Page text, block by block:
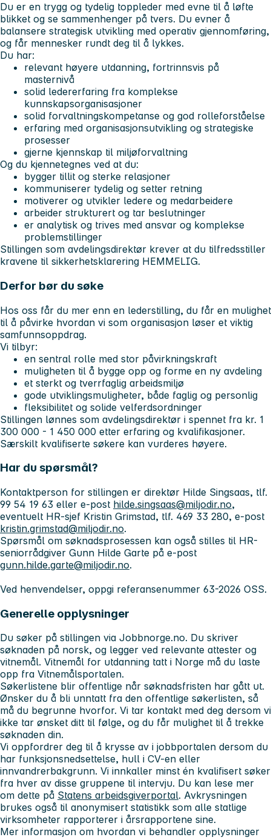
Du er en trygg og tydelig toppleder med evne til å løfte
blikket og se sammenhenger på tvers. Du evner å
balansere strategisk utvikling med operativ gjennomføring,
og får mennesker rundt deg til å lykkes.
Du har:
relevant høyere utdanning, fortrinnsvis på
masternivå
solid ledererfaring fra komplekse
kunnskapsorganisasjoner
solid forvaltningskompetanse og god rolleforståelse
erfaring med organisasjonsutvikling og strategiske
prosesser
gjerne kjennskap til miljøforvaltning
Og du kjennetegnes ved at du:
bygger tillit og sterke relasjoner
kommuniserer tydelig og setter retning
motiverer og utvikler ledere og medarbeidere
arbeider strukturert og tar beslutninger
er analytisk og trives med ansvar og komplekse
problemstillinger
Stillingen som avdelingsdirektør krever at du tilfredsstiller
kravene til sikkerhetsklarering HEMMELIG.
Derfor bør du søke
Hos oss får du mer enn en lederstilling, du får en mulighet
til å påvirke hvordan vi som organisasjon løser et viktig
samfunnsoppdrag.
Vi tilbyr:
en sentral rolle med stor påvirkningskraft
muligheten til å bygge opp og forme en ny avdeling
et sterkt og tverrfaglig arbeidsmiljø
gode utviklingsmuligheter, både faglig og personlig
fleksibilitet og solide velferdsordninger
Stillingen lønnes som avdelingsdirektør i spennet fra kr. 1
300 000 - 1 450 000 etter erfaring og kvalifikasjoner.
Særskilt kvalifiserte søkere kan vurderes høyere.
Har du spørsmål?
Kontaktperson for stillingen er direktør Hilde Singsaas, tlf.
99 54 19 63 eller e-post hilde.singsaas@miljodir.no,
eventuelt HR-sjef Kristin Grimstad, tlf. 469 33 280, e-post
kristin.grimstad@miljodir.no.
Spørsmål om søknadsprosessen kan også stilles til HR-
seniorrådgiver Gunn Hilde Garte på e-post
gunn.hilde.garte@miljodir.no.
Ved henvendelser, oppgi referansenummer 63-2026 OSS.
Generelle opplysninger
Du søker på stillingen via Jobbnorge.no. Du skriver
søknaden på norsk, og legger ved relevante attester og
vitnemål. Vitnemål for utdanning tatt i Norge må du laste
opp fra Vitnemålsportalen.
Søkerlistene blir offentlige når søknadsfristen har gått ut.
Ønsker du å bli unntatt fra den offentlige søkerlisten, så
må du begrunne hvorfor. Vi tar kontakt med deg dersom vi
ikke tar ønsket ditt til følge, og du får mulighet til å trekke
søknaden din.
Vi oppfordrer deg til å krysse av i jobbportalen dersom du
har funksjonsnedsettelse, hull i CV-en eller
innvandrerbakgrunn. Vi innkaller minst én kvalifisert søker
fra hver av disse gruppene til intervju. Du kan lese mer
om dette på Statens arbeidsgiverportal. Avkrysningen
brukes også til anonymisert statistikk som alle statlige
virksomheter rapporterer i årsrapportene sine.
Mer informasjon om hvordan vi behandler opplysninger